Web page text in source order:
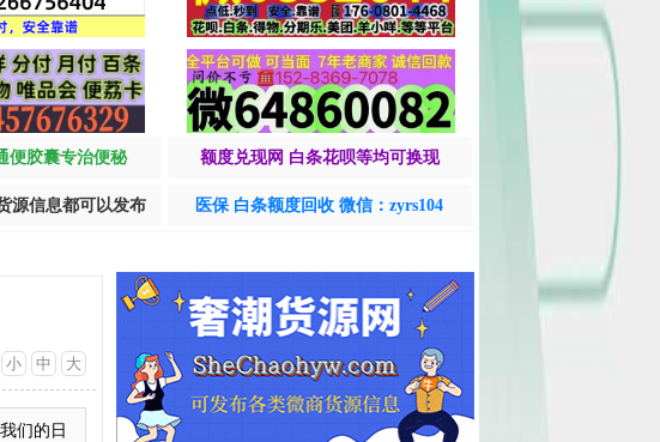
便胶囊专治便秘 额度兑现网 白条花呗等均可换现
源信息都可以发布 医保 白条额度回收 微信：zyrs104
小 中 大
们的日